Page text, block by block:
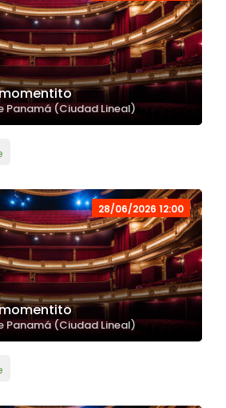
Panamá (Ciudad Lineal)
28/06/2026 12:00
Panamá (Ciudad Lineal)